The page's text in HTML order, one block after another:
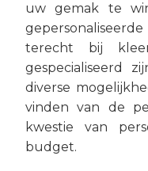
uw gemak te
terecht bij
gespecialiseerd
diverse
vinden van de
kwestie van
budget.